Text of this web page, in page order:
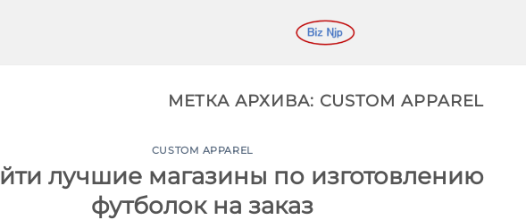
МЕТКА АРХИВА: CUSTOM APPAREL
CUSTOM APPAREL
лучшие магазины по изготовлению
футболок на заказ